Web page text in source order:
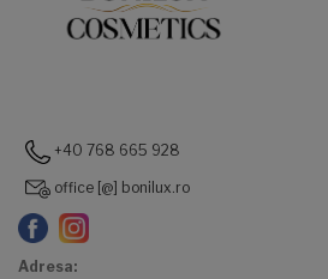
+40 768 665 928
office [@] bonilux.ro
Adresa: